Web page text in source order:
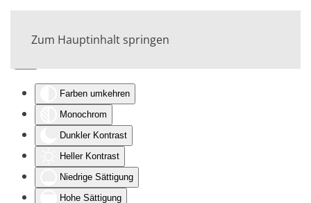
Eingabehilfen öffnen
Farben umkehren
Monochrom
Dunkler Kontrast
Heller Kontrast
Niedrige Sättigung
Hohe Sättigung
Zum Hauptinhalt springen